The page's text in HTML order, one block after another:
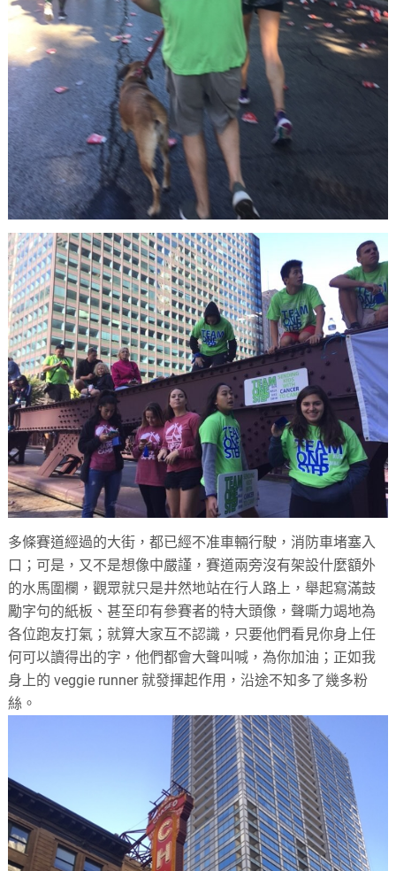
多條賽道經過的大街，都已經不准車輛行駛，消防車堵塞入
口；可是，又不是想像中嚴謹，賽道兩旁沒有架設什麼額外
的水馬圍欄，觀眾就只是井然地站在行人路上，舉起寫滿鼓
勵字句的紙板、甚至印有參賽者的特大頭像，聲嘶力竭地為
各位跑友打氣；就算大家互不認識，只要他們看見你身上任
何可以讀得出的字，他們都會大聲叫喊，為你加油；正如我
身上的 veggie runner 就發揮起作用，沿途不知多了幾多粉
絲。